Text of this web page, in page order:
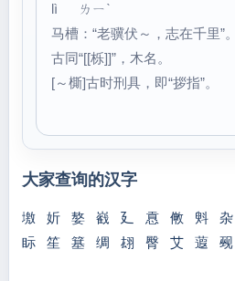
lì ㄌㄧˋ
马槽：“老骥伏～，志在千里”。
古同“[[栎]]”，木名。
[～㯕]古时刑具，即“拶指”。
大家查询的汉字
墽 妡 嫯 巀 廴 慐 敒 斞 杂
眎
笙 簊 绸 翃 臀 艾 蕸 觋